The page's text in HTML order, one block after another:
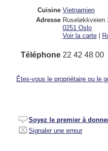
Cuisine Vietnamien
Adresse Ruseløkkveien
0251 Oslo
Voir la carte
Téléphone 22 42 48 00
Êtes-vous le propriétaire ou le
Soyez le premier à
Signaler une erreur